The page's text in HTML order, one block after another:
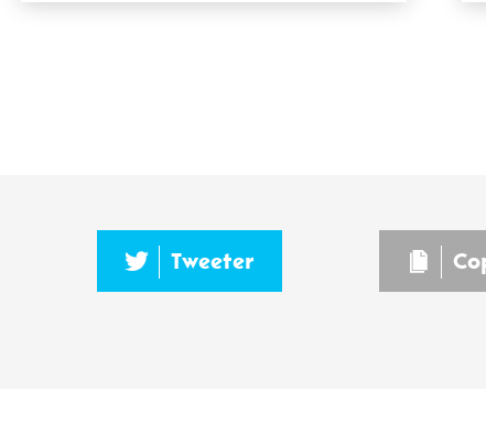
Tweeter